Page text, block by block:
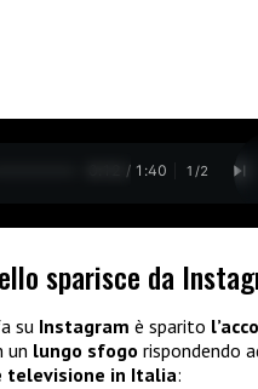
0:13 / 1:40 1 /2
sparisce da
su Instagram è sparito
un lungo sfogo rispondendo
televisione in Italia: